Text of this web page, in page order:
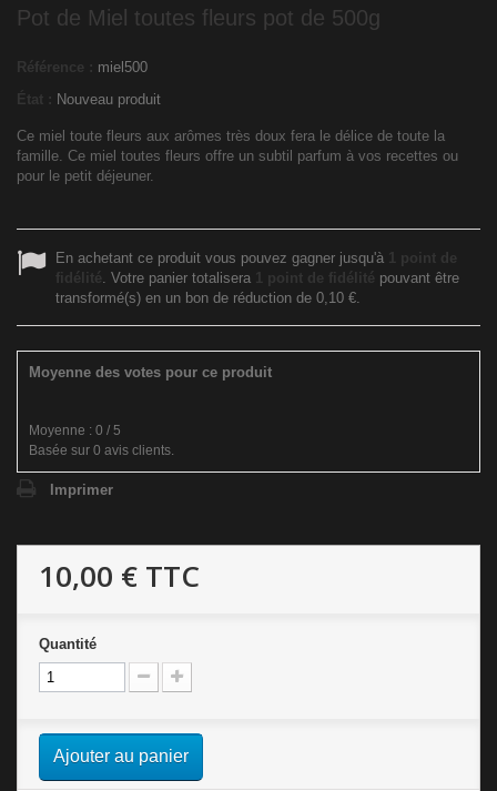
Pot de Miel toutes fleurs pot de 500g
Référence : miel500
État : Nouveau produit
Ce miel toute fleurs aux arômes très doux fera le délice de toute la
famille. Ce miel toutes fleurs offre un subtil parfum à vos recettes ou
pour le petit déjeuner.
En achetant ce produit vous pouvez gagner jusqu'à 1 point de
fidélité. Votre panier totalisera 1 point de fidélité pouvant être
transformé(s) en un bon de réduction de 0,10 €.
Moyenne des votes pour ce produit
Moyenne : 0 / 5
Basée sur 0 avis clients.
Imprimer
10,00 € TTC
Quantité
Ajouter au panier